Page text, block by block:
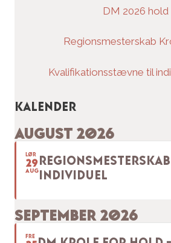
DM 2026 hold
Regionsmesterskab
Kvalifikationsstævne til
Kalender
AUGUST 2026
LØR
29
AUG INDIVIDUEL
SEPTEMBER 2026
FRE
DM KROLF FOR HOLD -